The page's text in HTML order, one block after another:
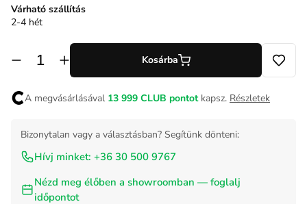
Várható szállítás
2-4 hét
Kosárba
A megvásárlásával 13 999 CLUB pontot kapsz. Részletek
Bizonytalan vagy a választásban? Segítünk dönteni:
Hívj minket: +36 30 500 9767
Nézd meg élőben a showroomban — foglalj
időpontot